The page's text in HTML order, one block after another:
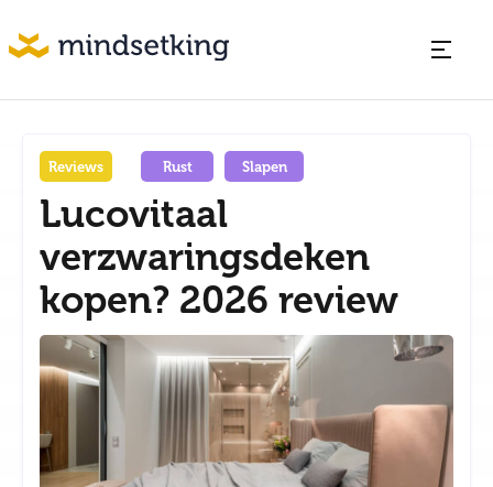
Reviews Rust Slapen
Lucovitaal
verzwaringsdeken
kopen? 2026 review